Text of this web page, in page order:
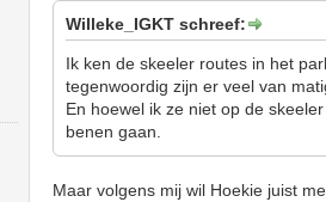
Willeke_IGKT schreef:
Ik ken de skeeler routes in het
tegenwoordig zijn er veel van
En hoewel ik ze niet op de
benen gaan.
Maar volgens mij wil Hoekie juist